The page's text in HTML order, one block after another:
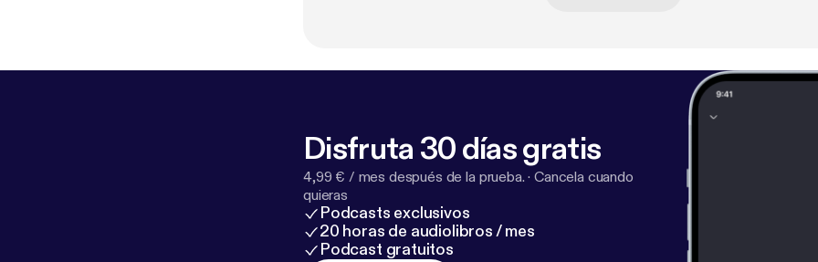
Disfruta 30 días gratis
4,99 € / mes después de la prueba. ·Cancela cuando
quieras
Podcasts exclusivos
20 horas de audiolibros / mes
Podcast gratuitos